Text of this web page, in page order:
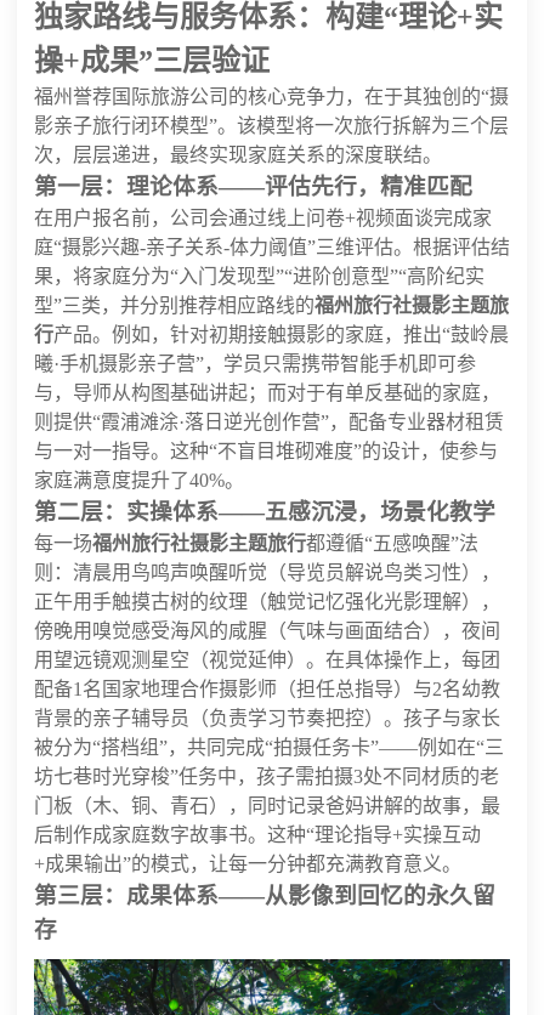
独家路线与服务体系：构建“理论+实
操+成果”三层验证
福州誉荐国际旅游公司的核心竞争力，在于其独创的“摄
影亲子旅行闭环模型”。该模型将一次旅行拆解为三个层
次，层层递进，最终实现家庭关系的深度联结。
第一层：理论体系——评估先行，精准匹配
在用户报名前，公司会通过线上问卷+视频面谈完成家
庭“摄影兴趣-亲子关系-体力阈值”三维评估。根据评估结
果，将家庭分为“入门发现型”“进阶创意型”“高阶纪实
型”三类，并分别推荐相应路线的福州旅行社摄影主题旅
行产品。例如，针对初期接触摄影的家庭，推出“鼓岭晨
曦·手机摄影亲子营”，学员只需携带智能手机即可参
与，导师从构图基础讲起；而对于有单反基础的家庭，
则提供“霞浦滩涂·落日逆光创作营”，配备专业器材租赁
与一对一指导。这种“不盲目堆砌难度”的设计，使参与
家庭满意度提升了40%。
第二层：实操体系——五感沉浸，场景化教学
每一场福州旅行社摄影主题旅行都遵循“五感唤醒”法
则：清晨用鸟鸣声唤醒听觉（导览员解说鸟类习性），
正午用手触摸古树的纹理（触觉记忆强化光影理解），
傍晚用嗅觉感受海风的咸腥（气味与画面结合），夜间
用望远镜观测星空（视觉延伸）。在具体操作上，每团
配备1名国家地理合作摄影师（担任总指导）与2名幼教
背景的亲子辅导员（负责学习节奏把控）。孩子与家长
被分为“搭档组”，共同完成“拍摄任务卡”——例如在“三
坊七巷时光穿梭”任务中，孩子需拍摄3处不同材质的老
门板（木、铜、青石），同时记录爸妈讲解的故事，最
后制作成家庭数字故事书。这种“理论指导+实操互动
+成果输出”的模式，让每一分钟都充满教育意义。
第三层：成果体系——从影像到回忆的永久留
存